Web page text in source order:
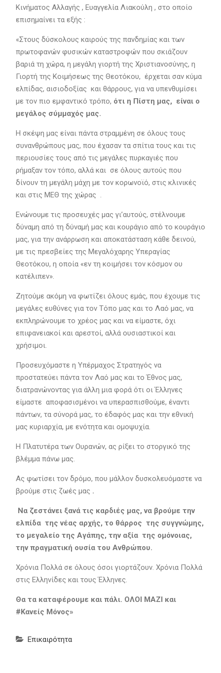
Κινήματος Αλλαγής , Ευαγγελία Λιακούλη , στο οποίο
επισημαίνει τα εξής :
«Στους δύσκολους καιρούς της πανδημίας και των
πρωτοφανών φυσικών καταστροφών που σκιάζουν
βαριά τη χώρα, η μεγάλη γιορτή της Χριστιανοσύνης, η
Γιορτή της Κοιμήσεως της Θεοτόκου, έρχεται σαν κύμα
ελπίδας, αισιοδοξίας και θάρρους, για να υπενθυμίσει
με τον πιο εμφαντικό τρόπο, ότι η Πίστη μας, είναι ο
μεγάλος σύμμαχός μας.
Η σκέψη μας είναι πάντα στραμμένη σε όλους τους
συνανθρώπους μας, που έχασαν τα σπίτια τους και τις
περιουσίες τους από τις μεγάλες πυρκαγιές που
ρήμαξαν τον τόπο, αλλά και σε όλους αυτούς που
δίνουν τη μεγάλη μάχη με τον κορωνοϊό, στις κλινικές
και στις ΜΕΘ της χώρας .
Ενώνουμε τις προσευχές μας γι’αυτούς, στέλνουμε
δύναμη από τη δύναμή μας και κουράγιο από το κουράγιο
μας, για την ανάρρωση και αποκατάσταση κάθε δεινού,
με τις πρεσβείες της Μεγαλόχαρης Υπεραγίας
Θεοτόκου, η οποία «εν τη κοιμήσει τον κόσμον ου
κατέλιπεν».
Ζητούμε ακόμη να φωτίζει όλους εμάς, που έχουμε τις
μεγάλες ευθύνες για τον Τόπο μας και το Λαό μας, να
εκπληρώνουμε το χρέος μας και να είμαστε, όχι
επιφανειακοί και αρεστοί, αλλά ουσιαστικοί και
χρήσιμοι.
Προσευχόμαστε η Υπέρμαχος Στρατηγός να
προστατεύει πάντα τον Λαό μας και το Έθνος μας,
διατρανώνοντας για άλλη μια φορά ότι οι Έλληνες
είμαστε αποφασισμένοι να υπερασπισθούμε, έναντι
πάντων, τα σύνορά μας, το έδαφός μας και την εθνική
μας κυριαρχία, με ενότητα και ομοψυχία.
Η Πλατυτέρα των Ουρανών, ας ρίξει το στοργικό της
βλέμμα πάνω μας.
Ας φωτίσει τον δρόμο, που μάλλον δυσκολευόμαστε να
βρούμε στις ζωές μας .
Να ζεστάνει ξανά τις καρδιές μας, να βρούμε την
ελπίδα της νέας αρχής, το θάρρος της συγγνώμης,
το μεγαλείο της Αγάπης, την αξία της ομόνοιας,
την πραγματική ουσία του Ανθρώπου.
Χρόνια Πολλά σε όλους όσοι γιορτάζουν. Χρόνια Πολλά
στις Ελληνίδες και τους Έλληνες.
Θα τα καταφέρουμε και πάλι. ΟΛΟΙ ΜΑΖΙ και
#Κανείς Μόνος»
Επικαιρότητα